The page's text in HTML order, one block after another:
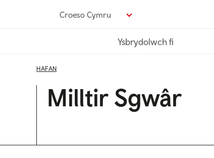
Croeso Cymru
Ysbrydolwch fi
HAFAN
Milltir Sgwâr